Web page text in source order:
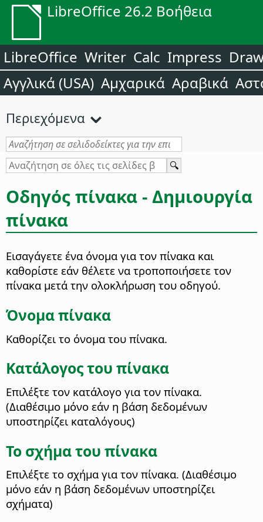
LibreOffice 26.2 Βοήθεια
LibreOffice Writer Calc Impress
Αγγλικά (USA) Αμχαρικά Αραβικά
Περιεχόμενα
Οδηγός πίνακα - Δημιουργία
πίνακα
Εισαγάγετε ένα όνομα για τον πίνακα και
καθορίστε εάν θέλετε να τροποποιήσετε τον
πίνακα μετά την ολοκλήρωση του οδηγού.
Όνομα πίνακα
Καθορίζει το όνομα του πίνακα.
Κατάλογος του πίνακα
Επιλέξτε τον κατάλογο για τον πίνακα.
(Διαθέσιμο μόνο εάν η βάση δεδομένων
υποστηρίζει καταλόγους)
Το σχήμα του πίνακα
Επιλέξτε το σχήμα για τον πίνακα. (Διαθέσιμο
μόνο εάν η βάση δεδομένων υποστηρίζει
σχήματα)